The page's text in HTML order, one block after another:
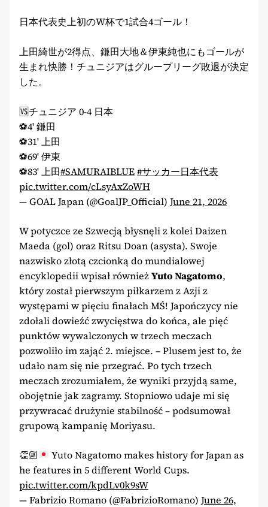
日本代表史上初のW杯で1試合4ゴール！
上田綺世が2得点、鎌田大地＆伊東純也にもゴールが
生まれ快勝！チュニジアはグループリーグ敗退が決定
した。
🆚チュニジア 0-4 日本
⚽4' 鎌田
⚽31' 上田
⚽69' 伊東
⚽83' 上田#SAMURAIBLUE#サッカー日本代表
pic.twitter.com/cLsyAxZoWH
— GOAL Japan (@GoalJP_Official) June 21, 2026
W potyczce ze Szwecją błysnęli z kolei Daizen
Maeda (gol) oraz Ritsu Doan (asysta). Swoje
nazwisko złotą czcionką do mundialowej
encyklopedii wpisał równieżYuto Nagatomo,
który został pierwszym piłkarzem z Azji z
występami w pięciu finałach MŚ! Japończycy nie
zdołali dowieźć zwycięstwa do końca, ale pięć
punktów wywalczonych w trzech meczach
pozwoliło im zająć 2. miejsce. – Plusem jest to, że
udało nam się nie przegrać. Po tych trzech
meczach zrozumiałem, że wyniki przyjdą same,
obojętnie jak zagramy. Stopniowo udaje mi się
przywracać drużynie stabilność – podsumował
grupową kampanię Moriyasu.
👏🏼
Yuto Nagatomo makes history for Japan as
he features in 5 different World Cups.
pic.twitter.com/kpdLv0k9sW
— Fabrizio Romano (@FabrizioRomano) June 26,